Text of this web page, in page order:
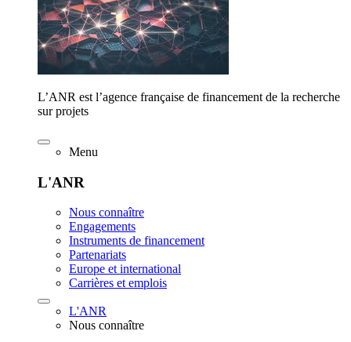
L’ANR est l’agence française de financement de la recherche
sur projets
Menu
L'ANR
Nous connaître
Engagements
Instruments de financement
Partenariats
Europe et international
Carrières et emplois
L'ANR
Nous connaître